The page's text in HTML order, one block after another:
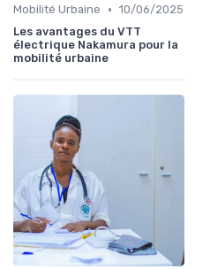
Mobilité Urbaine • 10/06/2025
Les avantages du VTT
électrique Nakamura pour la
mobilité urbaine